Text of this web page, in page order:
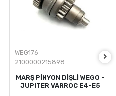
WEG176
2100000215898
MARŞ PİNYON DİŞLİ WEGO -
JUPITER VARROC E4-E5